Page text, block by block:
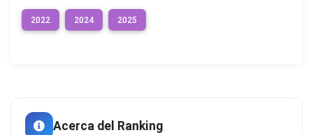
2022 2024 2025
Acerca del Ranking